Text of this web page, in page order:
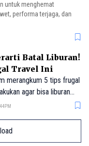
untuk menghemat
performa terjaga, dan
Batal Liburan!
Travel Ini
merangkum 5 tips frugal
agar bisa liburan